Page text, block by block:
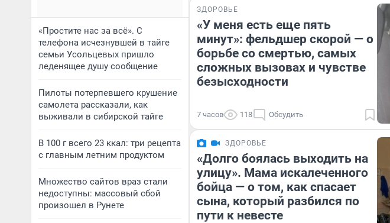
«Простите нас за всё». С
телефона исчезнувшей в тайге
семьи Усольцевых пришло
леденящее душу сообщение
Пилоты потерпевшего крушение
самолета рассказали, как
выживали в сибирской тайге
В 100 г всего 23 ккал: три рецепта
с главным летним продуктом
Множество сайтов враз стали
недоступны: массовый сбой
произошел в Рунете
ЗДОРОВЬЕ
«У меня есть еще пять
минут»: фельдшер скорой — о
борьбе со смертью, самых
сложных вызовах и чувстве
безысходности
7 часов 118 Обсудить
ЗДОРОВЬЕ
«Долго боялась выходить на
улицу». Мама искалеченного
бойца — о том, как спасает
сына, который разбился по
пути к невесте